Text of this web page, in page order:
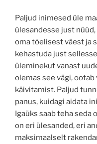
Paljud inimesed üle
ülesandesse just
oma tõelisest väest ja
kehastuda just
üleminekut vanast
olemas see vägi,
käivitamist. Paljud
panus, kuidagi aidata
Igaüks saab teha seda
on eri ülesanded, eri
maksimaalselt